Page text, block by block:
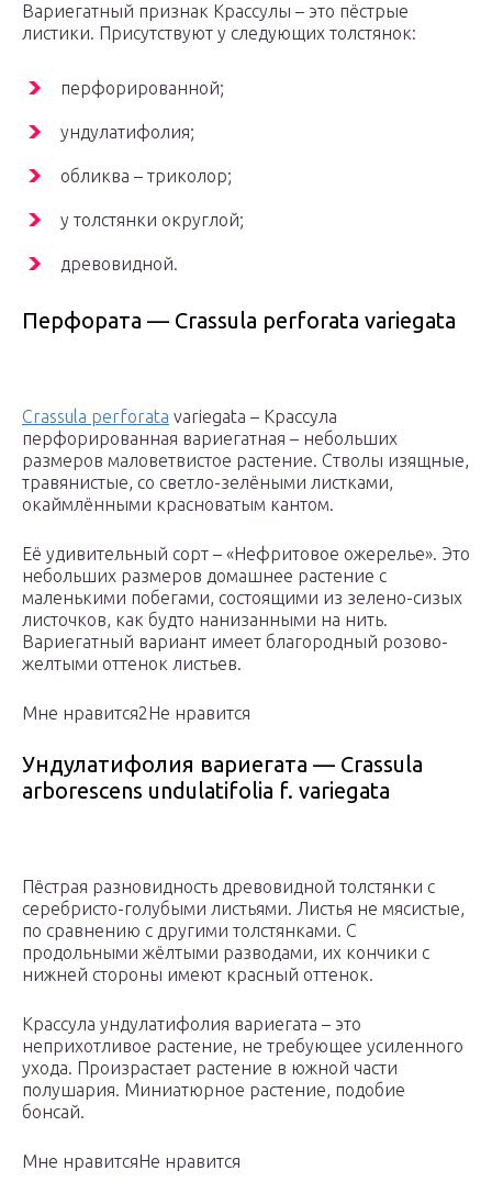
Вариегатный признак Крассулы – это пёстрые
листики. Присутствуют у следующих толстянок:
перфорированной;
ундулатифолия;
обликва – триколор;
у толстянки округлой;
древовидной.
Перфората — Crassula perforata variegata
Crassula perforata variegata – Крассула
перфорированная вариегатная – небольших
размеров маловетвистое растение. Стволы изящные,
травянистые, со светло-зелёными листками,
окаймлёнными красноватым кантом.
Её удивительный сорт – «Нефритовое ожерелье». Это
небольших размеров домашнее растение с
маленькими побегами, состоящими из зелено-сизых
листочков, как будто нанизанными на нить.
Вариегатный вариант имеет благородный розово-
желтыми оттенок листьев.
Мне нравится2Не нравится
Ундулатифолия вариегата — Crassula
arborescens undulatifolia f. variegata
Пёстрая разновидность древовидной толстянки с
серебристо-голубыми листьями. Листья не мясистые,
по сравнению с другими толстянками. С
продольными жёлтыми разводами, их кончики с
нижней стороны имеют красный оттенок.
Крассула ундулатифолия вариегата – это
неприхотливое растение, не требующее усиленного
ухода. Произрастает растение в южной части
полушария. Миниатюрное растение, подобие
бонсай.
Мне нравитсяНе нравится